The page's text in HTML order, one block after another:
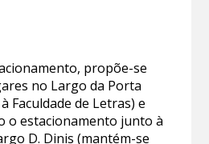
propõe-se
no Largo da Porta
Faculdade de Letras) e
o estacionamento junto à
D. Dinis (mantém-se